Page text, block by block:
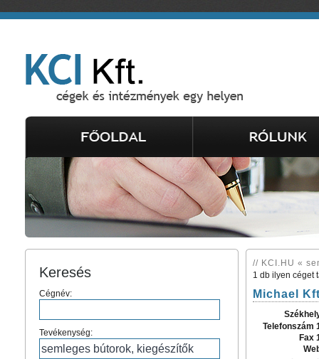
Keresés
Cégnév:
Tevékenység:
// KCI.HU «
1 db ilyen céget
Michael
Telefonszám
Fax